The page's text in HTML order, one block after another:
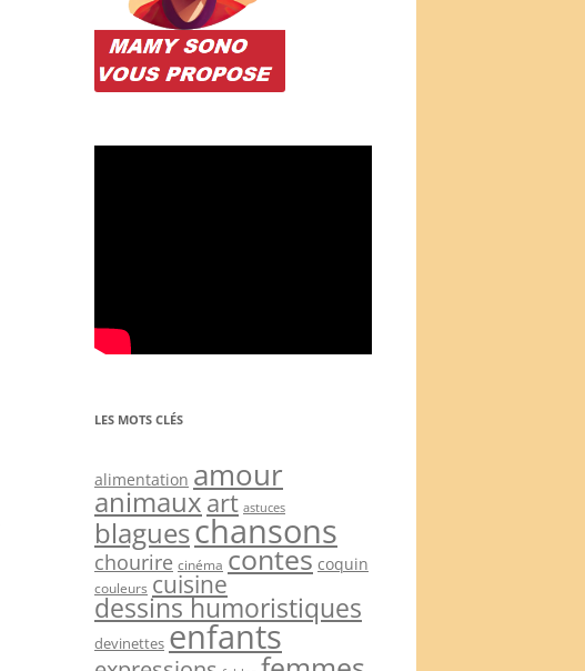
LES MOTS CLÉS
alimentation amour
animauxart astuces
blagueschansons
chourire cinéma contes coquin
couleurs cuisine
dessins humoristiques
devinettes enfants